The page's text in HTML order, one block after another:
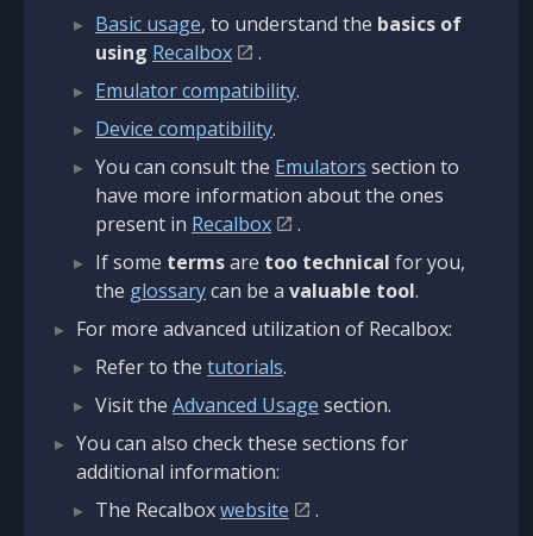
Basic usage, to understand the basics of
using Recalbox
.
Emulator compatibility.
Device compatibility.
You can consult the Emulators section to
have more information about the ones
present in Recalbox
.
If some termsare too technical for you,
the glossarycan be a valuable tool.
For more advanced utilization of Recalbox:
Refer to the tutorials.
Visit the Advanced Usage section.
You can also check these sections for
additional information:
The Recalboxwebsite
.